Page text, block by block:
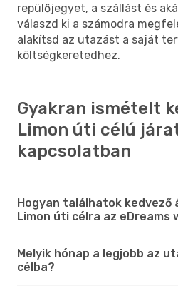
repülőjegyet, a szállást és
válaszd ki a számodra
alakítsd az utazást a saját
költségkeretedhez.
Gyakran ismételt
Limon úti célú
kapcsolatban
Hogyan találhatok kedvező
Limon úti célra az eDreams
Melyik hónap a legjobb az
célba?